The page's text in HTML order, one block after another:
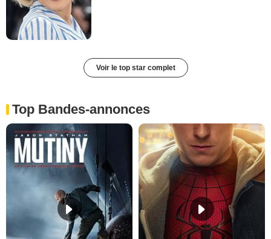
Voir le top star complet
Top Bandes-annonces